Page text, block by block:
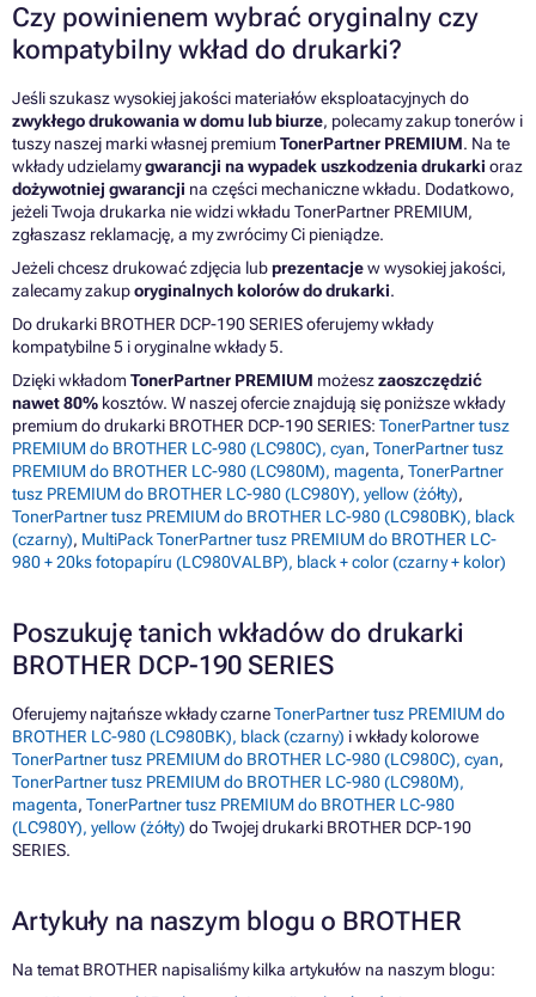
Czy powinienem wybrać oryginalny czy
kompatybilny wkład do drukarki?
Jeśli szukasz wysokiej jakości materiałów eksploatacyjnych do
zwykłego drukowania w domu lub biurze, polecamy zakup tonerów i
tuszy naszej marki własnej premiumTonerPartner PREMIUM. Na te
wkłady udzielamygwarancji na wypadek uszkodzenia drukarki oraz
dożywotniej gwarancji na części mechaniczne wkładu. Dodatkowo,
jeżeli Twoja drukarka nie widzi wkładu TonerPartner PREMIUM,
zgłaszasz reklamację, a my zwrócimy Ci pieniądze.
Jeżeli chcesz drukować zdjęcia lubprezentacjew wysokiej jakości,
zalecamy zakuporyginalnych kolorów do drukarki.
Do drukarki BROTHER DCP-190 SERIES oferujemy wkłady
kompatybilne 5 i oryginalne wkłady 5.
Dzięki wkładomTonerPartner PREMIUM możeszzaoszczędzić
nawet 80% kosztów. W naszej ofercie znajdują się poniższe wkłady
premium do drukarki BROTHER DCP-190 SERIES: TonerPartner tusz
PREMIUM do BROTHER LC-980 (LC980C), cyan, TonerPartner tusz
PREMIUM do BROTHER LC-980 (LC980M), magenta, TonerPartner
tusz PREMIUM do BROTHER LC-980 (LC980Y), yellow (żółty),
TonerPartner tusz PREMIUM do BROTHER LC-980 (LC980BK), black
(czarny), MultiPack TonerPartner tusz PREMIUM do BROTHER LC-
980 + 20ks fotopapíru (LC980VALBP), black + color (czarny + kolor)
Poszukuję tanich wkładów do drukarki
BROTHER DCP-190 SERIES
Oferujemy najtańsze wkłady czarneTonerPartner tusz PREMIUM do
BROTHER LC-980 (LC980BK), black (czarny) i wkłady kolorowe
TonerPartner tusz PREMIUM do BROTHER LC-980 (LC980C), cyan,
TonerPartner tusz PREMIUM do BROTHER LC-980 (LC980M),
magenta, TonerPartner tusz PREMIUM do BROTHER LC-980
(LC980Y), yellow (żółty) do Twojej drukarki BROTHER DCP-190
SERIES.
Artykuły na naszym blogu o BROTHER
Na temat BROTHER napisaliśmy kilka artykułów na naszym blogu: